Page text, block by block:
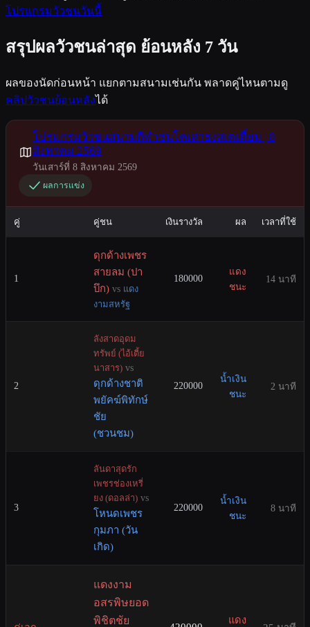
โปรแกรมวัวชนวันนี้
สรุปผลวัวชนล่าสุด ย้อนหลัง 7 วัน
ผลของนัดก่อนหน้า แยกตามสนามเช่นกัน พลาดคู่ไหนตามดู
คลิปวัวชนย้อนหลังได้
โปรแกรมวัวชนสนามกีฬาชนโคเสาธงสเตเดี้ยม | 8
สิงหาคม 2569
วันเสาร์ที่ 8 สิงหาคม 2569
ผลการแข่ง
คู่ คู่ชน เงินรางวัล ผล เวลาที่ใช้
1
ดุกด้างเพชร
สายลม (ปา
บึก) vs แดง
งามสหรัฐ
180000
แดง
ชนะ
14 นาที
2
ลังสาดอุดม
ทรัพย์ (ไอ้เตี้ย
นาสาร) vs
ดุกด้างชาติ
พยัคฆ์พิทักษ์
ชัย
(ชวนชม)
220000
น้ำเงิน
ชนะ
2 นาที
3
ลันดาสุดรัก
เพชรช่องเหรี่
ยง (ดอลล่า) vs
โหนดเพชร
กุมภา (วัน
เกิด)
220000
น้ำเงิน
ชนะ
8 นาที
แดงงาม
อสรพิษยอด
พิชิตชัย
แดง